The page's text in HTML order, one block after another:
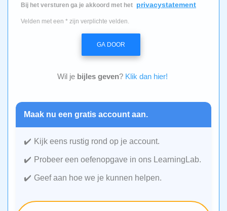
Bij het versturen ga je akkoord met het privacystatement
Velden met een * zijn verplichte velden.
GA DOOR
Wil je bijles geven? Klik dan hier!
Maak nu een gratis account aan.
Kijk eens rustig rond op je account.
Probeer een oefenopgave in ons LearningLab.
Geef aan hoe we je kunnen helpen.